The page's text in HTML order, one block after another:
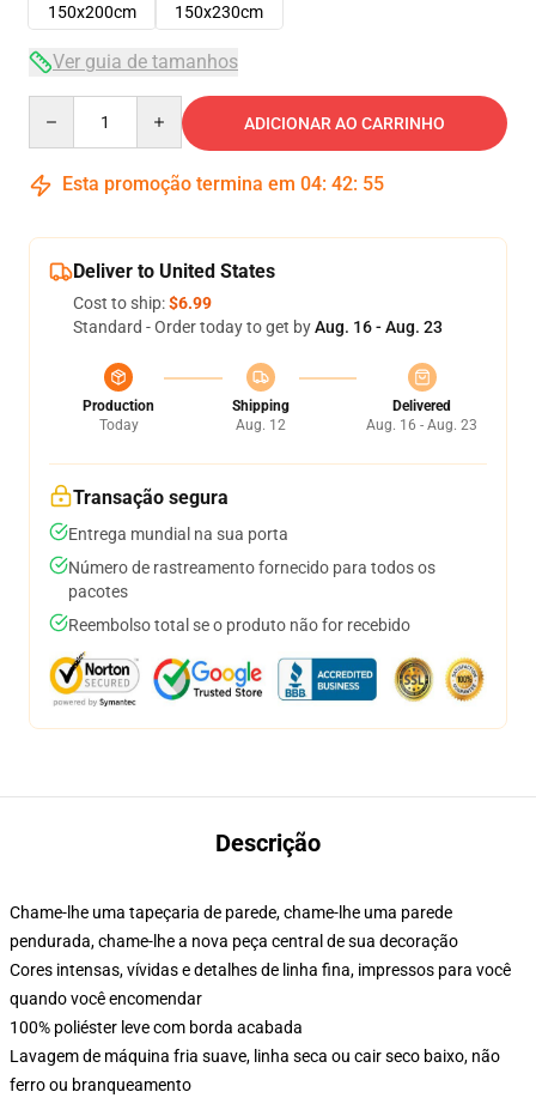
150x200cm
150x230cm
Ver guia de tamanhos
ADICIONAR AO CARRINHO
Esta promoção termina em 04: 42: 54
Deliver to United States
Cost to ship:$6.99
Standard - Order today to get byAug. 16 - Aug. 23
Production
Today
Shipping
Aug. 12
Delivered
Aug. 16 - Aug. 23
Transação segura
Entrega mundial na sua porta
Número de rastreamento fornecido para todos os
pacotes
Reembolso total se o produto não for recebido
Descrição
Chame-lhe uma tapeçaria de parede, chame-lhe uma parede
pendurada, chame-lhe a nova peça central de sua decoração
Cores intensas, vívidas e detalhes de linha fina, impressos para você
quando você encomendar
100% poliéster leve com borda acabada
Lavagem de máquina fria suave, linha seca ou cair seco baixo, não
ferro ou branqueamento